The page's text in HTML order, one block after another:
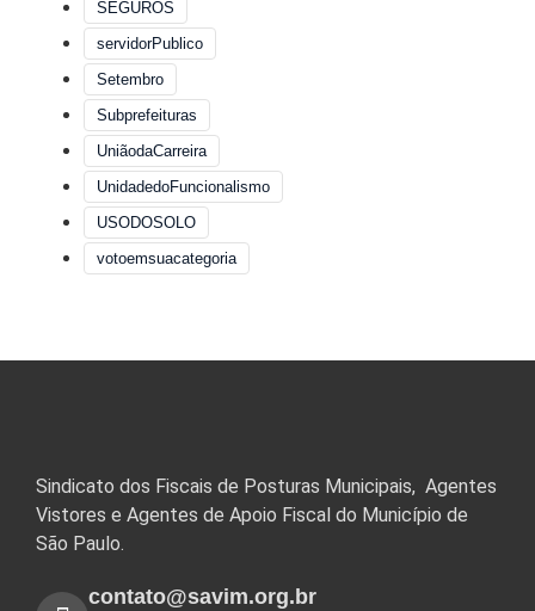
SEGUROS
servidorPublico
Setembro
Subprefeituras
UniãodaCarreira
UnidadedoFuncionalismo
USODOSOLO
votoemsuacategoria
Sindicato dos Fiscais de Posturas Municipais, Agentes
Vistores e Agentes de Apoio Fiscal do Município de
São Paulo.
contato@savim.org.br